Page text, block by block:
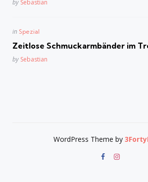
Posted
by Sebastian
Posted
in Spezial
Zeitlose Schmuckarmbänder im
Posted
by Sebastian
WordPress Theme by